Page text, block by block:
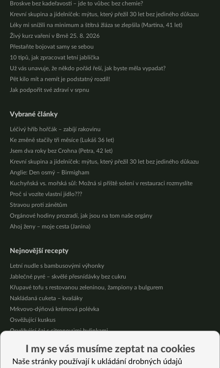
Broskve bez kadeřavosti – jde to vůbec bez chemie?
Krevní skupina a jídelníček: mýtus, který přežil 30 let bez jediného důkazu
Léky mi snížili na minimum a štítná žláza se zlepšila (Martina, 41 let)
Živý kurz vaření v Brně 25. 8. 2026
Přestaňte bojovat samy se sebou
10 tipů, jak zpracovat letní jablíčka
Už vás unavuje, že někdo pořád řeší, jak byste měla vypadat?
Pět kilo mít a nemít je podstatný rozdíl!
Jak podpořit své zdraví v srpnu
Vybrané články
Léčivý hřib hořčák – zabíjí rakovinu
Ke změně stačily tři měsíce (Lukáš 36 let)
Jsem dva roky bez Crohna (Petra, 42 let)
Krevní skupina a jídelníček: mýtus, který přežil 30 let bez jediného důkazu
Anglie: Den osmý – Birmigham
Kuchyňská vs. mořská sůl: Možná si příště solení v restauraci rozmyslíte
Proč si vozíte vlastní jídlo???
Stravou proti zánětům
Orgánové hodiny prozradí, jak jsou na tom naše orgány
Ahoj ženy – moje cesta (Janina)
Nejnovější recepty
Letní nudle s bambusovými výhonky
Jablečné pyré – skvělé přesnídávky bez cukru
Křupavé tofu s restovanou zeleninou, žampiony a bulgurem
Nakládaná cuketa – kvašáky
Mrkvovo-dýňová krémová polévka
Osvěžující kuskus
Osvěžující čaj s citronovými bylinkami
Čokoládové muffiny s mangovým krémem
Meruňky a jablka v citrónovém želé
I my se vás musíme zeptat na cookies
Naše stránky používají k ukládání drobných údajů